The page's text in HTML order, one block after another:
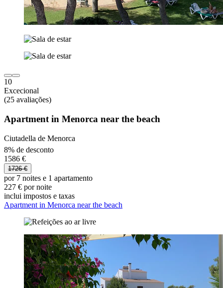
10
Excecional
(25 avaliações)
Apartment in Menorca near the beach
Ciutadella de Menorca
8% de desconto
1586 €
1726 €
por 7 noites e 1 apartamento
227 € por noite
inclui impostos e taxas
Apartment in Menorca near the beach